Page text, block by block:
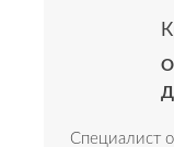
Специалист